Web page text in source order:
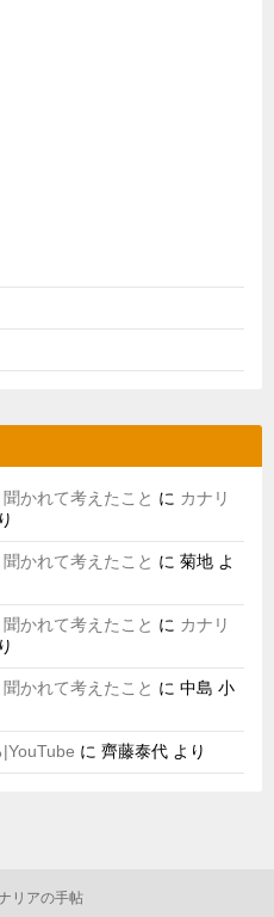
かれて考えたこと に カナリ
かれて考えたこと に 菊地 よ
かれて考えたこと に カナリ
かれて考えたこと に 中島 小
に 齊藤泰代 より
リアの手帖